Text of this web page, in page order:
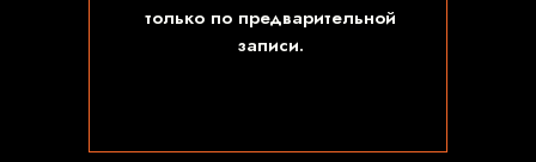
только по предварительной
записи.